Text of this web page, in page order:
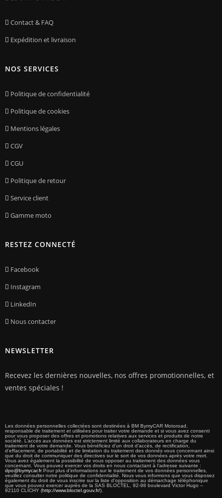
Contact & FAQ
Expédition et livraison
NOS SERVICES
Politique de confidentialité
Politique de cookies
Mentions légales
CGV
CGU
Politique de retour
Service client
Gamme moto
RESTEZ CONNECTÉ
Facebook
Instagram
LinkedIn
Nous contacter
NEWSLETTER
Recevez les dernières nouvelles, nos offres promotionnelles, et
ventes spéciales !
Les données personnelles collectées sont destinées à BM BymyCAR Motoroad,
responsable de traitement et utilisées pour traiter votre demande et si vous avez consenti
pour vous proposer des offres et promotions relatives aux services et produits de notre
société. L’accès aux données est strictement limité aux collaborateurs en charge du
traitement de votre demande. Vous bénéficiez d’un droit d’accès, de rectification,
d’effacement, de portabilité et de limitation du traitement des donnés vous concernant ainsi
que du droit de communiquer des directives sur le sort de vos données après votre mort.
Vous avez également la possibilité de vous opposer au traitement des données vous
concernant. Vous pouvez exercer vos droits en nous contactant à l’adresse suivante :
dpo@bymycar.frPour plus d’informations sur le traitement de vos données personnelles,
veuillez consulter notre politique de confidentialité. Nous vous informons que vous disposez
également du droit de vous inscrire sur la liste d’opposition au démarchage téléphonique
que vous pouvez exercer auprès de la SAS BLOCTEL, 92-98 boulevard Victor Hugo –
92110 CLICHY (http://www.bloctel.gouv.fr/).